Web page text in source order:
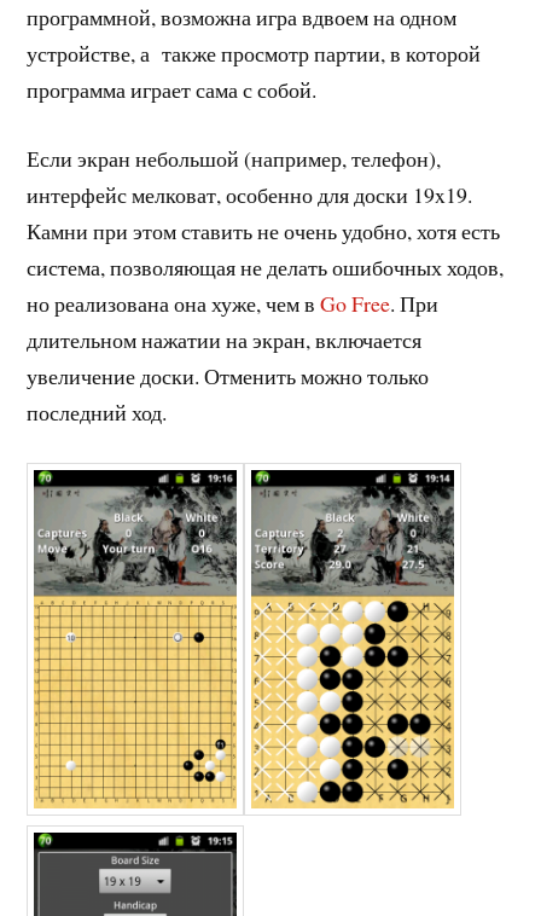
программной, возможна игра вдвоем на одном
устройстве, а также просмотр партии, в которой
программа играет сама с собой.
Если экран небольшой (например, телефон),
интерфейс мелковат, особенно для доски 19x19.
Камни при этом ставить не очень удобно, хотя есть
система, позволяющая не делать ошибочных ходов,
но реализована она хуже, чем вGo Free. При
длительном нажатии на экран, включается
увеличение доски. Отменить можно только
последний ход.